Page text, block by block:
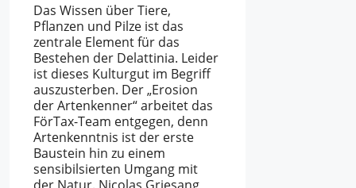
Das Wissen über Tiere,
Pflanzen und Pilze ist das
zentrale Element für das
Bestehen der Delattinia. Leider
ist dieses Kulturgut im Begriff
auszusterben. Der „Erosion
der Artenkenner“ arbeitet das
FörTax-Team entgegen, denn
Artenkenntnis ist der erste
Baustein hin zu einem
sensibilsierten Umgang mit